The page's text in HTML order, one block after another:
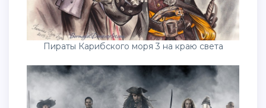
Пираты Карибского моря 3 на краю света